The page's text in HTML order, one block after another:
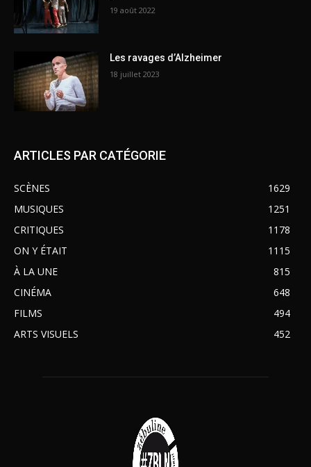
19 août 2022
Les ravages d’Alzheimer
18 juillet 2023
ARTICLES PAR CATÉGORIE
SCÈNES
1629
MUSIQUES
1251
CRITIQUES
1178
ON Y ÉTAIT
1115
À LA UNE
815
CINÉMA
648
FILMS
494
ARTS VISUELS
452